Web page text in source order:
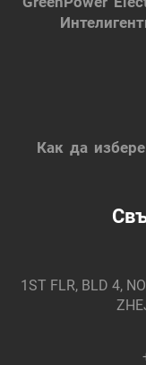
Как да
1ST FLR, BLD 4,